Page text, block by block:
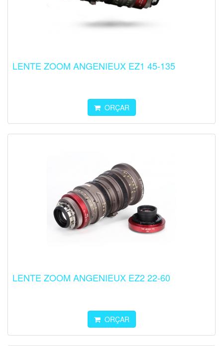
LENTE ZOOM ANGENIEUX EZ1 45-135
ORÇAR
LENTE ZOOM ANGENIEUX EZ2 22-60
ORÇAR